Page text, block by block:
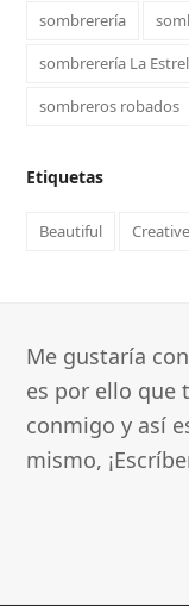
sombrerería
sombrerería La
sombreros robados
Etiquetas
Beautiful Creative
Me gustaría
es por ello que
conmigo y así
mismo,